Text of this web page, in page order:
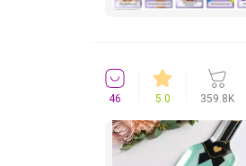
46 5.0 359.8K